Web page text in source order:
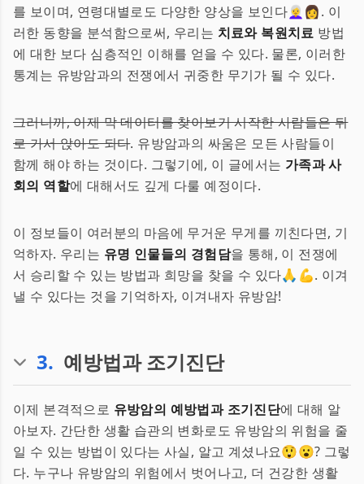
를 보이며, 연령대별로도 다양한 양상을 보인다👩‍🦳👩. 이
러한 동향을 분석함으로써, 우리는 치료와 복원치료 방법
에 대한 보다 심층적인 이해를 얻을 수 있다. 물론, 이러한
통계는 유방암과의 전쟁에서 귀중한 무기가 될 수 있다.
그러니까, 이제 막 데이터를 찾아보기 시작한 사람들은 뒤
로 가서 앉아도 되다. 유방암과의 싸움은 모든 사람들이
함께 해야 하는 것이다. 그렇기에, 이 글에서는 가족과 사
회의 역할에 대해서도 깊게 다룰 예정이다.
이 정보들이 여러분의 마음에 무거운 무게를 끼친다면, 기
억하자. 우리는 유명 인물들의 경험담을 통해, 이 전쟁에
서 승리할 수 있는 방법과 희망을 찾을 수 있다🙏💪. 이겨
낼 수 있다는 것을 기억하자, 이겨내자 유방암!
3. 예방법과 조기진단
이제 본격적으로 유방암의 예방법과 조기진단에 대해 알
아보자. 간단한 생활 습관의 변화로도 유방암의 위험을 줄
일 수 있는 방법이 있다는 사실, 알고 계셨나요😲😮? 그렇
다. 누구나 유방암의 위험에서 벗어나고, 더 건강한 생활